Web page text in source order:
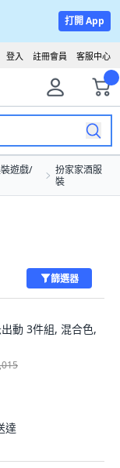
打開 App
客服中心
註冊會員
登入
遊戲/
扮家家酒服
裝
篩選器
動 3件組, 混合色,
達